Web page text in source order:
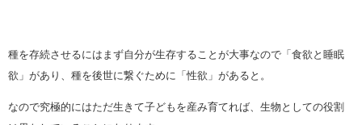
種を存続させるにはまず自分が生存することが大事なので「食欲と睡眠
欲」があり、種を後世に繋ぐために「性欲」があると。
なので究極的にはただ生きて子どもを産み育てれば、生物としての役割